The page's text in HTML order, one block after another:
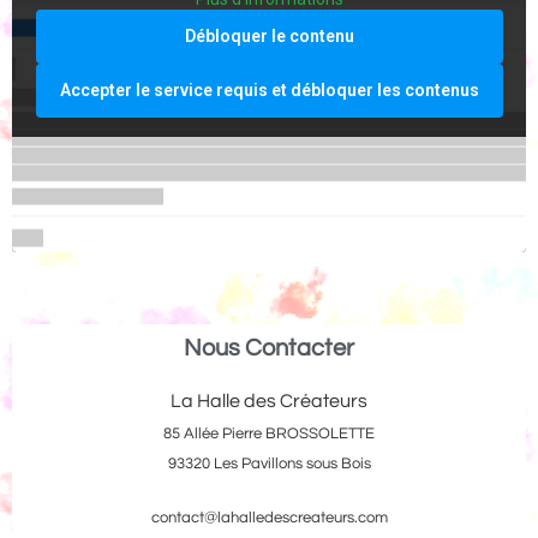
Débloquer le contenu
Accepter le service requis et débloquer les contenus
Nous Contacter
La Halle des Créateurs
85 Allée Pierre BROSSOLETTE
93320 Les Pavillons sous Bois
contact@lahalledescreateurs.com